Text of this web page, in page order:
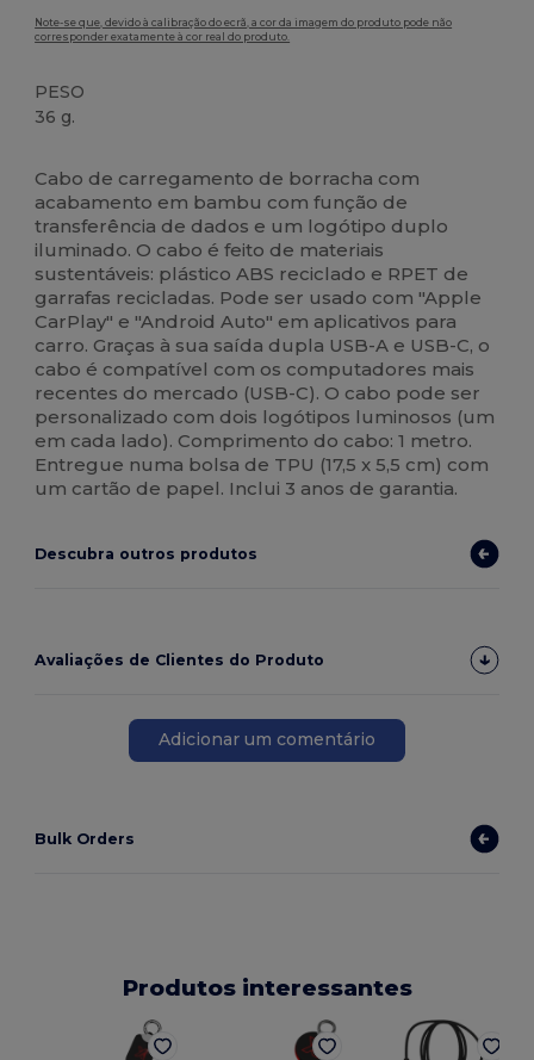
Note-se que, devido à calibração do ecrã, a cor da imagem do produto pode não
corresponder exatamente à cor real do produto.
PESO
36 g.
Cabo de carregamento de borracha com
acabamento em bambu com função de
transferência de dados e um logótipo duplo
iluminado. O cabo é feito de materiais
sustentáveis: plástico ABS reciclado e RPET de
garrafas recicladas. Pode ser usado com "Apple
CarPlay" e "Android Auto" em aplicativos para
carro. Graças à sua saída dupla USB-A e USB-C, o
cabo é compatível com os computadores mais
recentes do mercado (USB-C). O cabo pode ser
personalizado com dois logótipos luminosos (um
em cada lado). Comprimento do cabo: 1 metro.
Entregue numa bolsa de TPU (17,5 x 5,5 cm) com
um cartão de papel. Inclui 3 anos de garantia.
Descubra outros produtos
Avaliações de Clientes do Produto
Adicionar um comentário
Bulk Orders
Produtos interessantes